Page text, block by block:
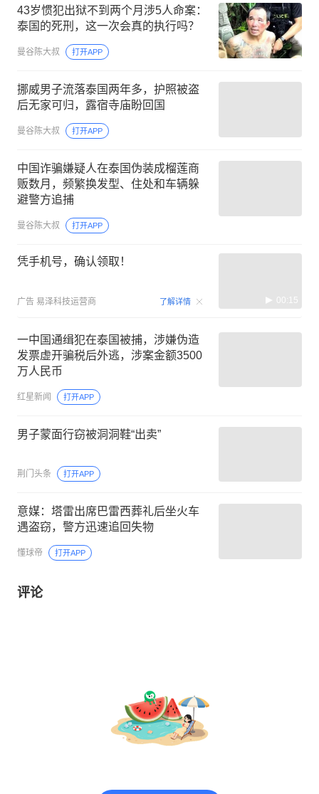
43岁惯犯出狱不到两个月涉5人命案：
泰国的死刑，这一次会真的执行吗？
曼谷陈大叔 打开APP
挪威男子流落泰国两年多，护照被盗
后无家可归，露宿寺庙盼回国
曼谷陈大叔 打开APP
中国诈骗嫌疑人在泰国伪装成榴莲商
贩数月，频繁换发型、住处和车辆躲
避警方追捕
曼谷陈大叔 打开APP
凭手机号，确认领取！
广告 易泽科技运营商 了解详情 00:15
一中国通缉犯在泰国被捕，涉嫌伪造
发票虚开骗税后外逃，涉案金额3500
万人民币
红星新闻 打开APP
男子蒙面行窃被洞洞鞋“出卖”
荆门头条 打开APP
意媒：塔雷出席巴雷西葬礼后坐火车
遇盗窃，警方迅速追回失物
懂球帝 打开APP
评论